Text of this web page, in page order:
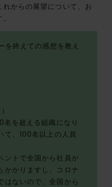
からの展望について、お
を終えての感想を教え
を超える組織になり
て、100名以上の人員
ントで全国から社員が
かかりますし、コロナ
はないので、全国から